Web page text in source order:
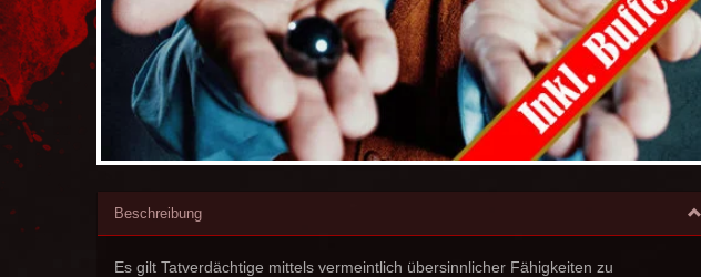
Beschreibung
Es gilt Tatverdächtige mittels vermeintlich übersinnlicher Fähigkeiten zu